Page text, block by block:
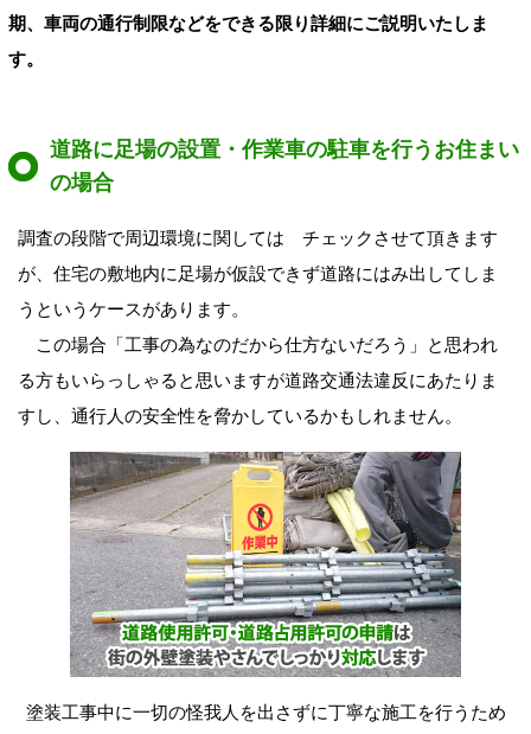
期、車両の通行制限などをできる限り詳細にご説明いたしま
す。
道路に足場の設置・作業車の駐車を行うお住まい
の場合
調査の段階で周辺環境に関しては チェックさせて頂きます
が、住宅の敷地内に足場が仮設できず道路にはみ出してしま
うというケースがあります。
この場合「工事の為なのだから仕方ないだろう」と思われ
る方もいらっしゃると思いますが道路交通法違反にあたりま
すし、通行人の安全性を脅かしているかもしれません。
塗装工事中に一切の怪我人を出さずに丁寧な施工を行うため